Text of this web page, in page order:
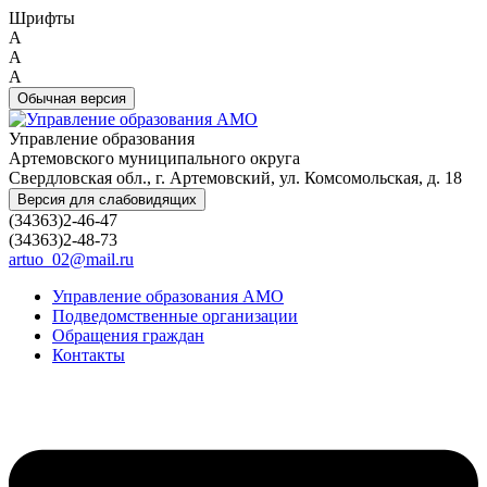
Шрифты
A
A
A
Обычная версия
Управление образования
Артемовского муниципального округа
Свердловская обл., г. Артемовский, ул. Комсомольская, д. 18
Версия для слабовидящих
(34363)2-46-47
(34363)2-48-73
artuo_02@mail.ru
Управление образования АМО
Подведомственные организации
Обращения граждан
Контакты